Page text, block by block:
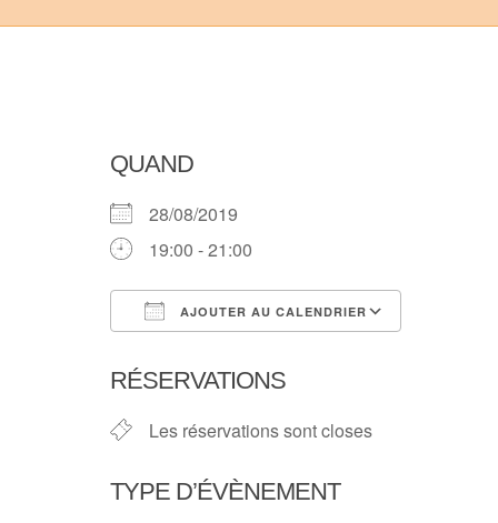
QUAND
28/08/2019
19:00 - 21:00
AJOUTER AU CALENDRIER
RÉSERVATIONS
Les réservations sont closes
TYPE D’ÉVÈNEMENT